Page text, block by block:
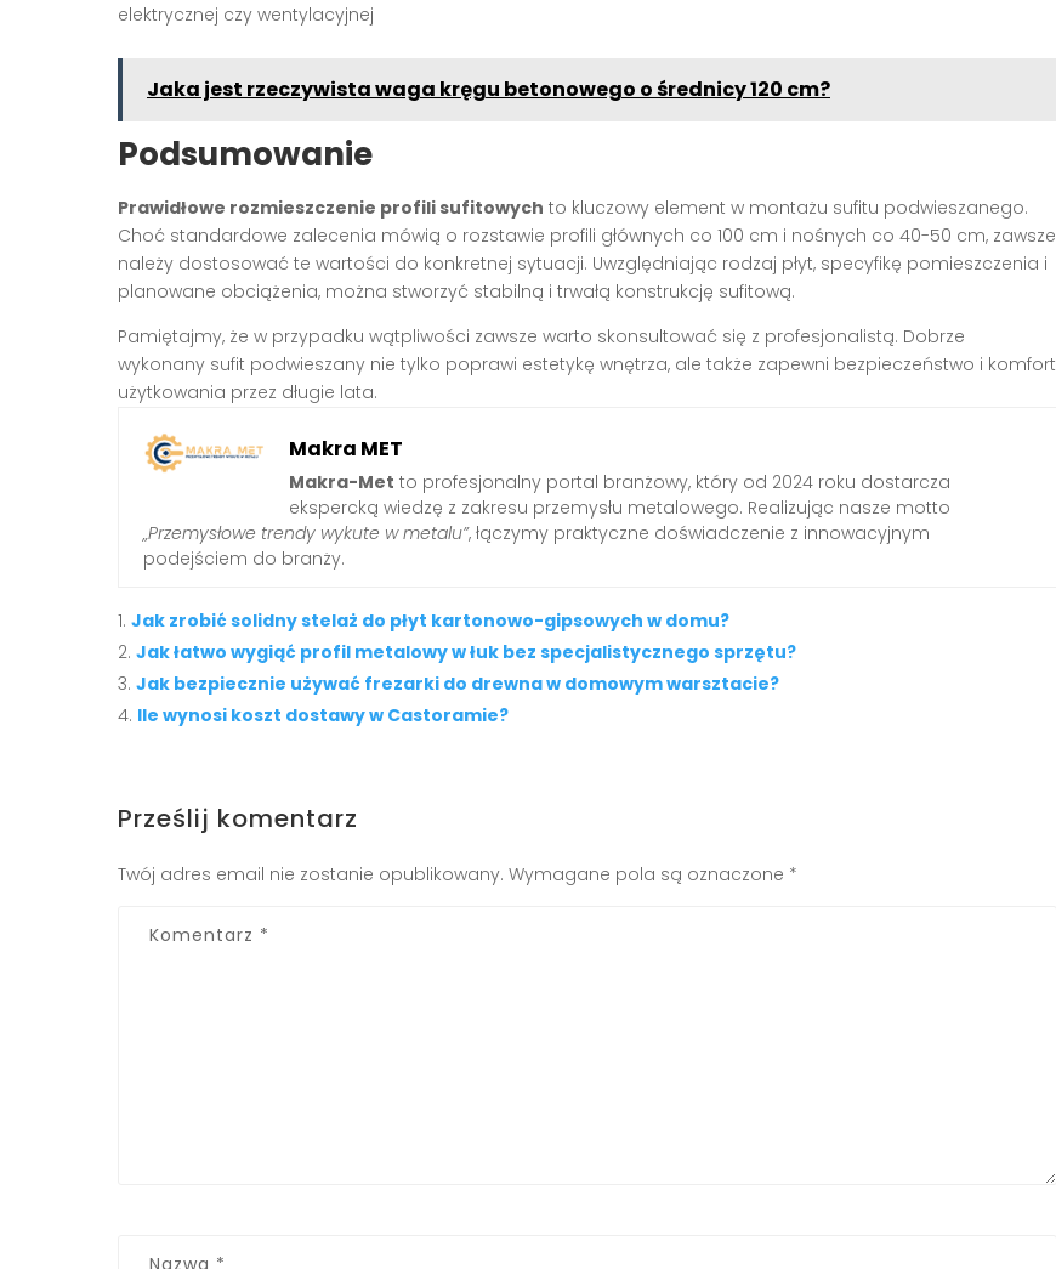
elektrycznej czy wentylacyjnej
Jaka jest rzeczywista waga kręgu betonowego o średnicy 120 cm?
Podsumowanie
Prawidłowe rozmieszczenie profili sufitowych to kluczowy element w montażu sufitu podwieszanego.
Choć standardowe zalecenia mówią o rozstawie profili głównych co 100 cm i nośnych co 40-50 cm, zawsze
należy dostosować te wartości do konkretnej sytuacji. Uwzględniając rodzaj płyt, specyfikę pomieszczenia i
planowane obciążenia, można stworzyć stabilną i trwałą konstrukcję sufitową.
Pamiętajmy, że w przypadku wątpliwości zawsze warto skonsultować się z profesjonalistą. Dobrze
wykonany sufit podwieszany nie tylko poprawi estetykę wnętrza, ale także zapewni bezpieczeństwo i komfort
użytkowania przez długie lata.
Makra MET
Makra-Met to profesjonalny portal branżowy, który od 2024 roku dostarcza
ekspercką wiedzę z zakresu przemysłu metalowego. Realizując nasze motto
„Przemysłowe trendy wykute w metalu”, łączymy praktyczne doświadczenie z innowacyjnym
podejściem do branży.
Jak zrobić solidny stelaż do płyt kartonowo-gipsowych w domu?
Jak łatwo wygiąć profil metalowy w łuk bez specjalistycznego sprzętu?
Jak bezpiecznie używać frezarki do drewna w domowym warsztacie?
Ile wynosi koszt dostawy w Castoramie?
Prześlij komentarz
Twój adres email nie zostanie opublikowany. Wymagane pola są oznaczone *